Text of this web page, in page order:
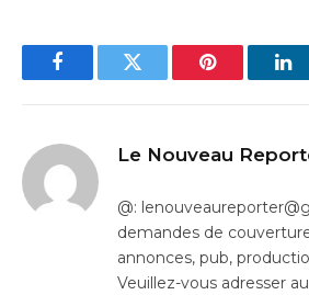
FacebookTwitter Pinterest
Le Nouveau
@:
demandes de
annonces, pub,
Veuillez-vous adresser